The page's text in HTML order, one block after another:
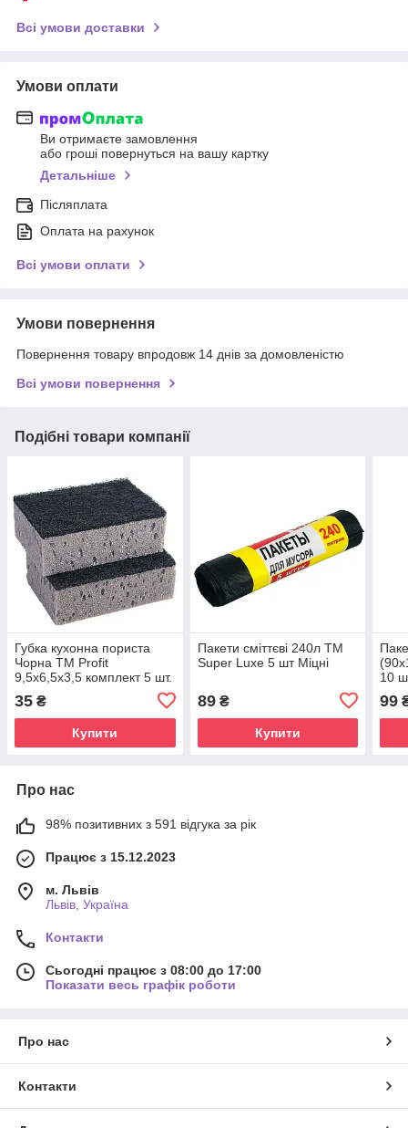
Всі умови доставки
Умови оплати
Ви отримаєте замовлення
або гроші повернуться на вашу картку
Детальніше
Післяплата
Оплата на рахунок
Всі умови оплати
Умови повернення
Повернення товару впродовж 14 днів за домовленістю
Всі умови повернення
Подібні товари компанії
Губка кухонна пориста
Чорна ТМ Profit
9,5х6,5х3,5 комплект 5 шт.
35 ₴
Купити
Пакети сміттєві 240л ТМ
Super Luxe 5 шт Міцні
89₴
Купити
10
99
Про нас
98% позитивних з 591 відгука за рік
Працює з 15.12.2023
м. Львів
Львів, Україна
Контакти
Сьогодні працює з 08:00 до 17:00
Показати весь графік роботи
Про нас
Контакти